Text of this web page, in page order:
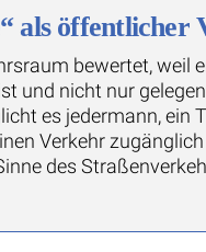
als öffentlicher
bewertet,
und nicht nur
es jedermann,
Verkehr
des